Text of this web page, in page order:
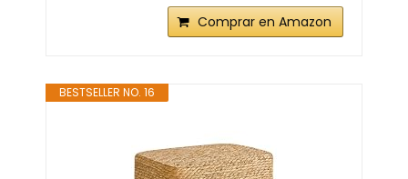
Comprar en Amazon
BESTSELLER NO. 16